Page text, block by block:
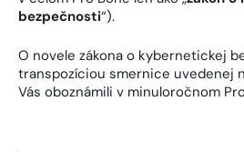
bezpečnosti“).
O novele zákona o kybernetickej
transpozíciou smernice uvedenej
Vás oboznámili v minuloročnom